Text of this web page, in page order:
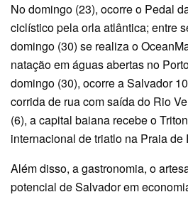
No domingo (23), ocorre o Pedal
ciclístico pela orla atlântica; entre
domingo (30) se realiza o
natação em águas abertas no
domingo (30), ocorre a Salvador
corrida de rua com saída do Rio
(6), a capital baiana recebe o
internacional de triatlo na Praia de
Além disso, a gastronomia, o
potencial de Salvador em